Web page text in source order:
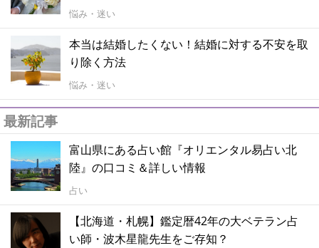
悩み・迷い
本当は結婚したくない！結婚に対する不安を取
り除く方法
悩み・迷い
最新記事
富山県にある占い館『オリエンタル易占い北
陸』の口コミ＆詳しい情報
占い
【北海道・札幌】鑑定暦42年の大ベテラン占
い師・波木星龍先生をご存知？